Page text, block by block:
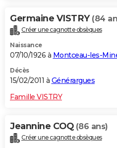
Germaine VISTRY (84
Créer une cagnotte obsèques
Naissance
07/10/1926 à Montceau-les-
Décès
15/02/2011 à Générargues
Famille VISTRY
Jeannine COQ (86 ans)
Créer une cagnotte obsèques